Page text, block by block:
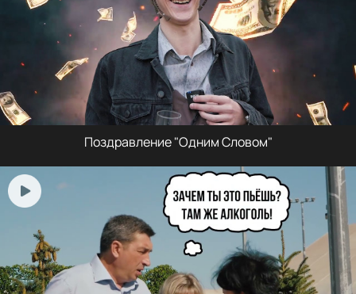
Поздравление "Одним Словом"